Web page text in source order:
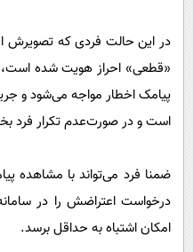
در این حالت فردی که تصویرش
«قطعی» احراز هویت شده است،
است و در صورت‌عدم تکرار فرد
ضمنا فرد می‌تواند با مشاهده
درخواست اعتراضش را در
امکان اشتباه به حداقل برسد.